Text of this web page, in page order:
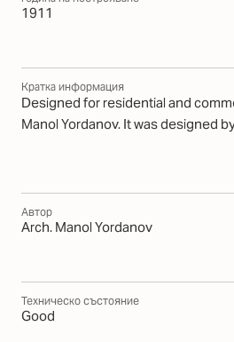
1911
Кратка информация
Designed for residential and
Manol Yordanov. It was designed
Автор
Arch. Manol Yordanov
Техническо състояние
Good